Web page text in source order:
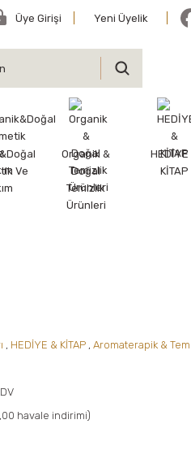
Üye Girişi Yeni Üyelik
Ve
Organik &
Doğal
Temizlik
Ürünleri
HEDİYE
KİTAP
, HEDİYE & KİTAP ,Aromaterapik &
havale indirimi)